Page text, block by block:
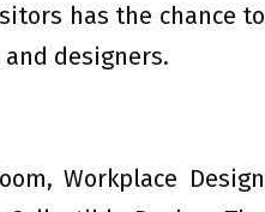
has the chance to
designers.
Workplace Design